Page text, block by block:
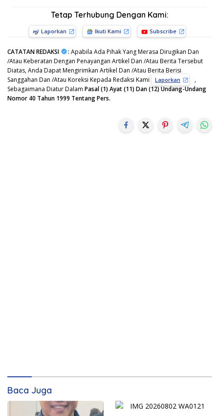
Tetap Terhubung Dengan Kami:
Laporkan Ikuti Kami Subscribe
CATATAN REDAKSI : Apabila Ada Pihak Yang Merasa Dirugikan Dan
/Atau Keberatan Dengan Penayangan Artikel Dan /Atau Berita Tersebut
Diatas, Anda Dapat Mengirimkan Artikel Dan /Atau Berita Berisi
Sanggahan Dan /Atau Koreksi Kepada Redaksi Kami
Laporkan
,
Sebagaimana Diatur Dalam Pasal (1) Ayat (11) Dan (12) Undang-Undang
Nomor 40 Tahun 1999 Tentang Pers.
Baca Juga